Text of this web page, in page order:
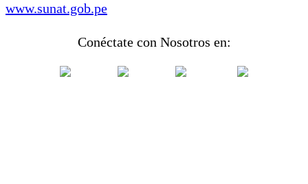
www.sunat.gob.pe
Conéctate con Nosotros en: